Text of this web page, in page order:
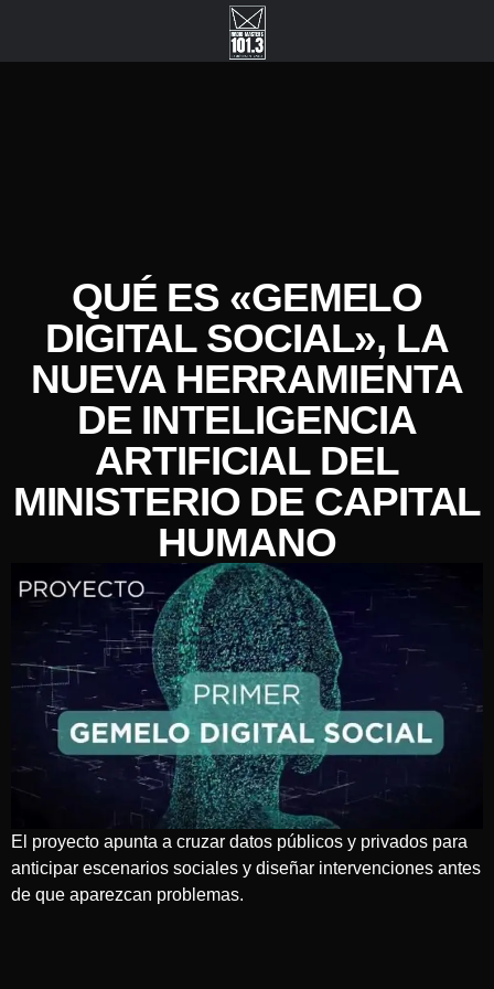
QUÉ ES «GEMELO
DIGITAL SOCIAL», LA
NUEVA HERRAMIENTA
DE INTELIGENCIA
ARTIFICIAL DEL
MINISTERIO DE CAPITAL
HUMANO
El proyecto apunta a cruzar datos públicos y privados para
anticipar escenarios sociales y diseñar intervenciones antes
de que aparezcan problemas.